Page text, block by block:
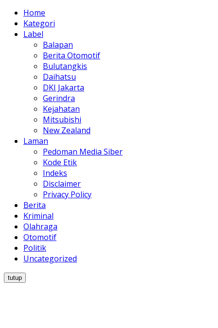
Home
Kategori
Label
Balapan
Berita Otomotif
Bulutangkis
Daihatsu
DKI Jakarta
Gerindra
Kejahatan
Mitsubishi
New Zealand
Laman
Pedoman Media Siber
Kode Etik
Indeks
Disclaimer
Privacy Policy
Berita
Kriminal
Olahraga
Otomotif
Politik
Uncategorized
tutup